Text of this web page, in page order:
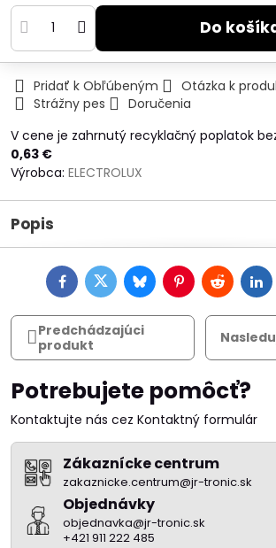
Do
Pridať k Obľúbeným
Otázka k
Strážny pes
Doručenia
V cene je zahrnutý recyklačný poplatok
0,63 €
Výrobca: ELECTROLUX
Popis
FacebookTwitterBlueskyPinterestReddit
Predchádzajúci
produkt
Potrebujete pomôcť?
Kontaktujte nás cez Kontaktný formulár
Zákaznícke centrum
zakaznicke.centrum@jr-tronic.sk
Objednávky
objednavka@jr-tronic.sk
+421 911 222 485